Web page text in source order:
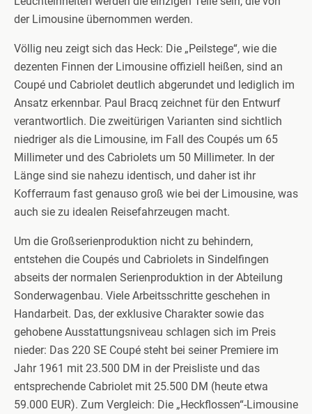
der Limousine übernommen werden.
Völlig neu zeigt sich das Heck: Die „Peilstege“, wie die
dezenten Finnen der Limousine offiziell heißen, sind an
Coupé und Cabriolet deutlich abgerundet und lediglich im
Ansatz erkennbar. Paul Bracq zeichnet für den Entwurf
verantwortlich. Die zweitürigen Varianten sind sichtlich
niedriger als die Limousine, im Fall des Coupés um 65
Millimeter und des Cabriolets um 50 Millimeter. In der
Länge sind sie nahezu identisch, und daher ist ihr
Kofferraum fast genauso groß wie bei der Limousine, was
auch sie zu idealen Reisefahrzeugen macht.
Um die Großserienproduktion nicht zu behindern,
entstehen die Coupés und Cabriolets in Sindelfingen
abseits der normalen Serienproduktion in der Abteilung
Sonderwagenbau. Viele Arbeitsschritte geschehen in
Handarbeit. Das, der exklusive Charakter sowie das
gehobene Ausstattungsniveau schlagen sich im Preis
nieder: Das 220 SE Coupé steht bei seiner Premiere im
Jahr 1961 mit 23.500 DM in der Preisliste und das
entsprechende Cabriolet mit 25.500 DM (heute etwa
59.000 EUR). Zum Vergleich: Die „Heckflossen“-Limousine